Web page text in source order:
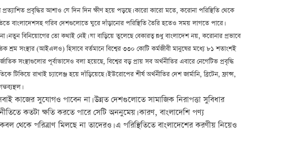
প্রবৃদ্ধির আশাও যে দিন দিন ক্ষীণ হয়ে পড়ছে। কারো কারো মতে, করোনা পরিস্থিতি থেকে
বাংলাদেশসহ গরিব দেশগুলোতে ঘুরে দাঁড়ানোর পরিস্থিতি তৈরি হতেও সময় লাগতে পারে।
নতুন বিনিয়োগের তো কথাই নেই। যা বাড়িয়ে তুলেছে বেকারত্ব।শুধু বাংলাদেশ নয়, করোনার প্রভাবে
শ্রম সংস্থার (আইএলও) হিসাবে বর্তমানে বিশ্বের ৩৩০ কোটি কর্মজীবী মানুষের মধ্যে ৮১ শতাংশই
সংস্থাগুলোর পূর্বাভাসেও বলা হয়েছে, বিশ্বের বড় প্রায় সব অর্থনীতির এবারে নেগেটিভ প্রবৃদ্ধি
রাখাই চ্যালেঞ্জ হয়ে দাঁড়িয়েছে। ইউরোপের শীর্ষ অর্থনীতির দেশ জার্মানি, ব্রিটেন, ফ্রান্স,
কাজের সুযোগও পাবেন না। উন্নত দেশগুলোতে সামাজিক নিরাপত্তা সুবিধার
কতটা ক্ষতি করতে পারে সেটি অননুমেয়। কারণ, বাংলাদেশি পণ্য
থেকে পরিত্রাণ মিলছে না তাদেরও। এ পরিস্থিতিতে বাংলাদেশের করণীয় নিয়েও